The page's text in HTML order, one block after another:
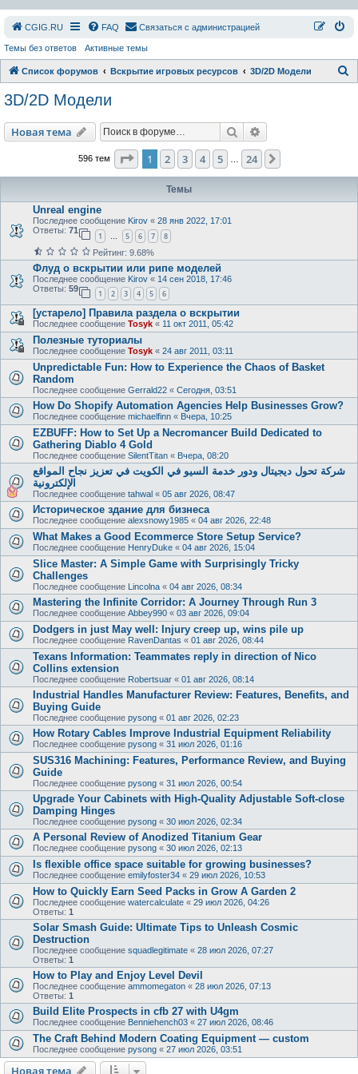
СGIG.RU FAQ Связаться с администрацией
Темы без ответов Активные темы
Список форумов Вскрытие игровых ресурсов 3D/2D Модели
3D/2D Модели
Новая тема Поиск
596 тем Страница из 24
1 2 3 4 5 24
Темы
Unreal engine
Последнее сообщение Kirov « 28 янв 2022, 17:01
Ответы: 71
1 … 5 6 7 8
Рейтинг: 9.68%
Флуд о вскрытии или рипе моделей
Последнее сообщение Kirov « 14 сен 2018, 17:46
Ответы: 59
1 2 3 4 5 6
[устарело] Правила раздела о вскрытии
Последнее сообщение Tosyk « 11 окт 2011, 05:42
Полезные туториалы
Последнее сообщение Tosyk « 24 авг 2011, 03:11
Unpredictable Fun: How to Experience the Chaos of Basket
Random
Последнее сообщение Gerrald22 « Сегодня, 03:51
How Do Shopify Automation Agencies Help Businesses Grow?
Последнее сообщение michaelfinn « Вчера, 10:25
EZBUFF: How to Set Up a Necromancer Build Dedicated to
Gathering Diablo 4 Gold
Последнее сообщение SilentTitan « Вчера, 08:20
شركة تحول ديجيتال ودور خدمة السيو في الكويت في تعزيز نجاح المواقع
الإلكترونية
Последнее сообщение tahwal « 05 авг 2026, 08:47
Историческое здание для бизнеса
Последнее сообщение alexsnowy1985 « 04 авг 2026, 22:48
What Makes a Good Ecommerce Store Setup Service?
Последнее сообщение HenryDuke « 04 авг 2026, 15:04
Slice Master: A Simple Game with Surprisingly Tricky
Challenges
Последнее сообщение Lincolna « 04 авг 2026, 08:34
Mastering the Infinite Corridor: A Journey Through Run 3
Последнее сообщение Abbey990 « 03 авг 2026, 09:04
Dodgers in just May well: Injury creep up, wins pile up
Последнее сообщение RavenDantas « 01 авг 2026, 08:44
Texans Information: Teammates reply in direction of Nico
Collins extension
Последнее сообщение Robertsuar « 01 авг 2026, 08:14
Industrial Handles Manufacturer Review: Features, Benefits, and
Buying Guide
Последнее сообщение pysong « 01 авг 2026, 02:23
How Rotary Cables Improve Industrial Equipment Reliability
Последнее сообщение pysong « 31 июл 2026, 01:16
SUS316 Machining: Features, Performance Review, and Buying
Guide
Последнее сообщение pysong « 31 июл 2026, 00:54
Upgrade Your Cabinets with High-Quality Adjustable Soft-close
Damping Hinges
Последнее сообщение pysong « 30 июл 2026, 02:34
A Personal Review of Anodized Titanium Gear
Последнее сообщение pysong « 30 июл 2026, 02:13
Is flexible office space suitable for growing businesses?
Последнее сообщение emilyfoster34 « 29 июл 2026, 10:53
How to Quickly Earn Seed Packs in Grow A Garden 2
Последнее сообщение watercalculate « 29 июл 2026, 04:26
Ответы: 1
Solar Smash Guide: Ultimate Tips to Unleash Cosmic
Destruction
Последнее сообщение squadlegitimate « 28 июл 2026, 07:27
Ответы: 1
How to Play and Enjoy Level Devil
Последнее сообщение ammomegaton « 28 июл 2026, 07:13
Ответы: 1
Build Elite Prospects in cfb 27 with U4gm
Последнее сообщение Benniehench03 « 27 июл 2026, 08:46
The Craft Behind Modern Coating Equipment — custom
Последнее сообщение pysong « 27 июл 2026, 03:51
Новая тема